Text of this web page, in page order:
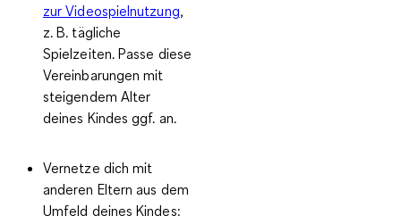
zur Videospielnutzung,
z. B. tägliche
Spielzeiten.Passe diese
Vereinbarungen mit
steigendem Alter
deines Kindes ggf. an.
Vernetze dich mit
anderen Eltern aus dem
Umfeld deines Kindes: